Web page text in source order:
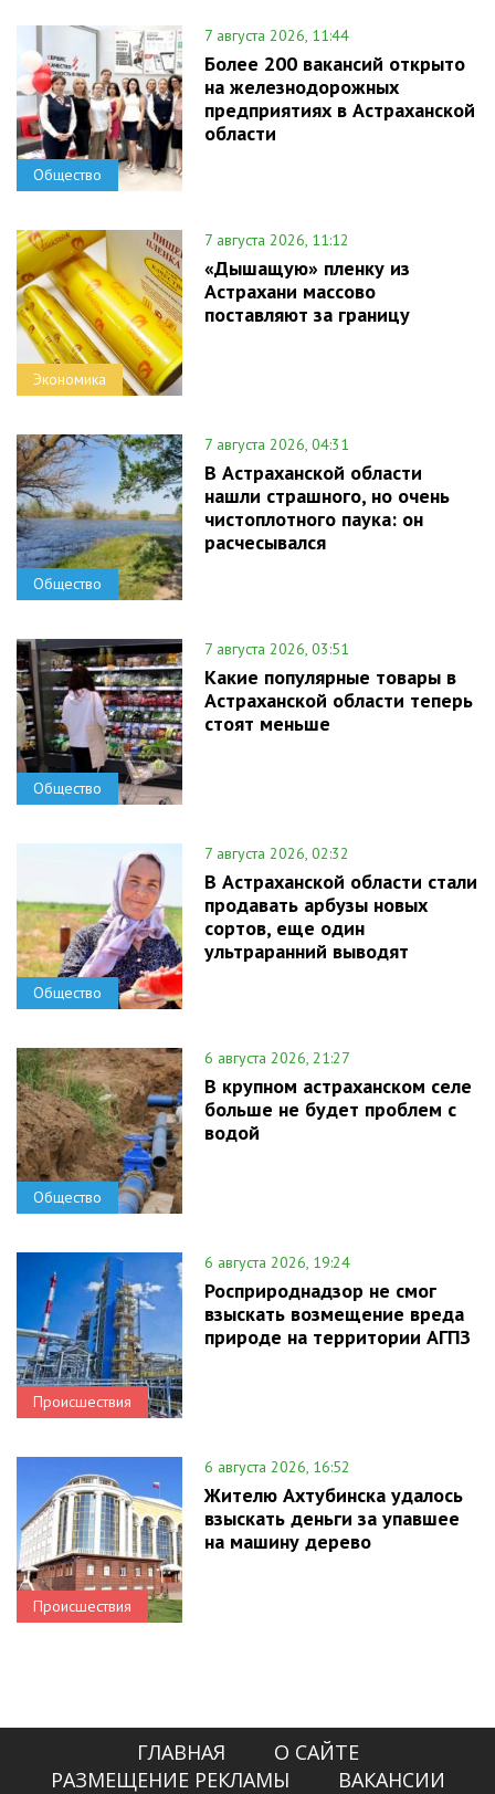
Общество
7 августа 2026, 11:44
Более 200 вакансий открыто
на железнодорожных
предприятиях в Астраханской
области
Экономика
7 августа 2026, 11:12
«Дышащую» пленку из
Астрахани массово
поставляют за границу
Общество
7 августа 2026, 04:31
В Астраханской области
нашли страшного, но очень
чистоплотного паука: он
расчесывался
Общество
7 августа 2026, 03:51
Какие популярные товары в
Астраханской области теперь
стоят меньше
Общество
7 августа 2026, 02:32
В Астраханской области стали
продавать арбузы новых
сортов, еще один
ультраранний выводят
Общество
6 августа 2026, 21:27
В крупном астраханском селе
больше не будет проблем с
водой
Происшествия
6 августа 2026, 19:24
Росприроднадзор не смог
взыскать возмещение вреда
природе на территории АГПЗ
Происшествия
6 августа 2026, 16:52
Жителю Ахтубинска удалось
взыскать деньги за упавшее
на машину дерево
ГЛАВНАЯ
О САЙТЕ
РАЗМЕЩЕНИЕ РЕКЛАМЫ
ВАКАНСИИ